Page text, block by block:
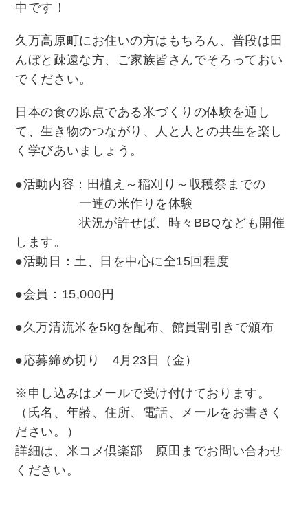
中です！
久万高原町にお住いの方はもちろん、普段は田
んぼと疎遠な方、ご家族皆さんでそろっておい
でください。
日本の食の原点である米づくりの体験を通し
て、生き物のつながり、人と人との共生を楽し
く学びあいましょう。
●活動内容：田植え～稲刈り～収穫祭までの
一連の米作りを体験
状況が許せば、時々BBQなども開催
します。
●活動日：土、日を中心に全15回程度
●会員：15,000円
●久万清流米を5kgを配布、館員割引きで頒布
●応募締め切り 4月23日（金）
※申し込みはメールで受け付けております。
（氏名、年齢、住所、電話、メールをお書きく
ださい。）
詳細は、米コメ倶楽部 原田までお問い合わせ
ください。